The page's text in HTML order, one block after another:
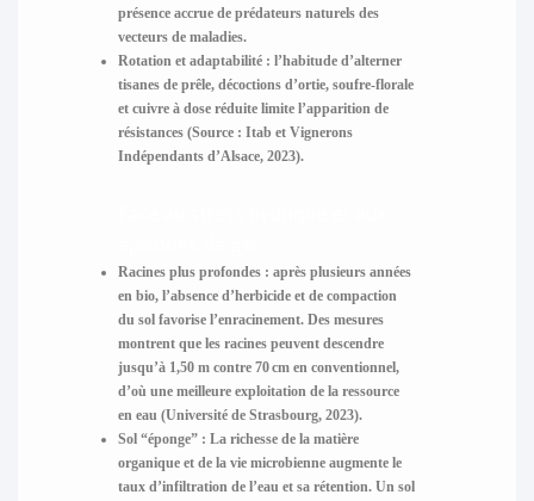
présence accrue de prédateurs naturels des
vecteurs de maladies.
Rotation et adaptabilité : l’habitude d’alterner
tisanes de prêle, décoctions d’ortie, soufre-florale
et cuivre à dose réduite limite l’apparition de
résistances (Source : Itab et Vignerons
Indépendants d’Alsace, 2023).
Racines plus profondes : après plusieurs années
en bio, l’absence d’herbicide et de compaction
du sol favorise l’enracinement. Des mesures
montrent que les racines peuvent descendre
jusqu’à 1,50 m contre 70 cm en conventionnel,
d’où une meilleure exploitation de la ressource
en eau (Université de Strasbourg, 2023).
Sol “éponge” : La richesse de la matière
organique et de la vie microbienne augmente le
taux d’infiltration de l’eau et sa rétention. Un sol